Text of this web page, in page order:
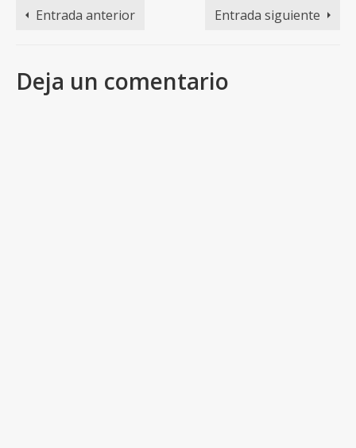
Entrada anterior Entrada siguiente
Deja un comentario